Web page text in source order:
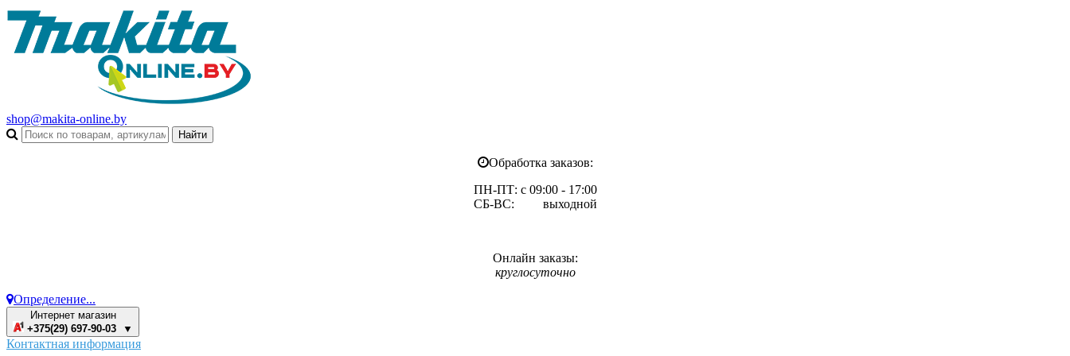
shop@makita-online.by
Обработка заказов:
ПН-ПТ: с 09:00 - 17:00
СБ-ВС: выходной
Онлайн заказы:
круглосуточно
Определение...
Интернет магазин
+375(29) 697-90-03 ▼
Контактная информация